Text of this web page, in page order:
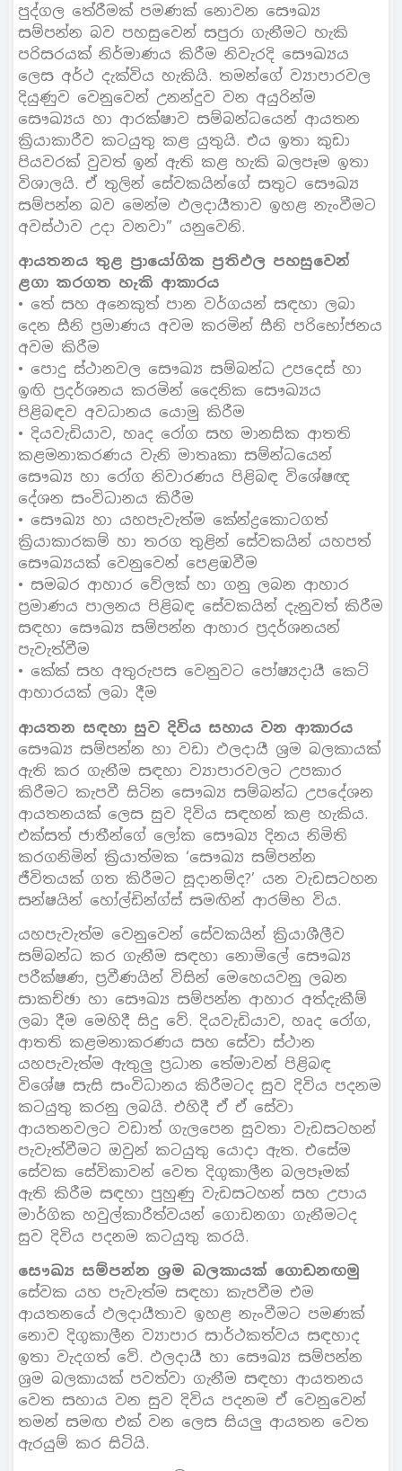
පුද්ගල තේරීමක් පමණක් නොවන සෞඛ්‍ය
සම්පන්න බව පහසුවෙන් සපුරා ගැනීමට හැකි
පරිසරයක් නිර්මාණය කිරීම නිවැරදි සෞඛ්‍යය
ලෙස අර්ථ දැක්විය හැකියි. තමන්ගේ ව්‍යාපාරවල
දියුණුව වෙනුවෙන් උනන්දුව වන අයුරින්ම
සෞඛ්‍යය හා ආරක්ෂාව සම්බන්ධයෙන් ආයතන
ක්‍රියාකාරීව කටයුතු කළ යුතුයි. එය ඉතා කුඩා
පියවරක් වුවත් ඉන් ඇති කළ හැකි බලපෑම ඉතා
විශාලයි. ඒ තුලින් සේවකයින්ගේ සතුට සෞඛ්‍ය
සම්පන්න බව මෙන්ම ඵලදායීතාව ඉහළ නැංවීමට
අවස්ථාව උදා වනවා” යනුවෙනි.
ආයතනය තුළ ප්‍රායෝගික ප්‍රතිඵල පහසුවෙන්
ළගා කරගත හැකි ආකාරය
• තේ සහ අනෙකුත් පාන වර්ගයන් සඳහා ලබා
දෙන සීනි ප්‍රමාණය අවම කරමින් සීනි පරිභෝජනය
අවම කිරීම
• පොදු ස්ථානවල සෞඛ්‍ය සම්බන්ධ උපදෙස් හා
ඉඟි ප්‍රදර්ශනය කරමින් දෛනික සෞඛ්‍යය
පිළිබඳව අවධානය යොමු කිරීම
• දියවැඩියාව, හෘද රෝග සහ මානසික ආතති
කළමනාකරණය වැනි මාතෘකා සම්න්ධයෙන්
සෞඛ්‍ය හා රෝග නිවාරණය පිළිබඳ විශේෂඥ
දේශන සංවිධානය කිරීම
• සෞඛ්‍ය හා යහපැවැත්ම කේන්ද්‍රකොටගත්
ක්‍රියාකාරකම් හා තරග තුළින් සේවකයින් යහපත්
සෞඛ්‍යයක් වෙනුවෙන් පෙළඹවීම
• සමබර ආහාර වේලක් හා ගනු ලබන ආහාර
ප්‍රමාණය පාලනය පිළිබඳ සේවකයින් දැනුවත් කිරීම
සඳහා සෞඛ්‍ය සම්පන්න ආහාර ප්‍රදර්ශනයන්
පැවැත්වීම
• කේක් සහ අතුරුපස වෙනුවට පෝෂ්‍යදායී කෙටි
ආහාරයක් ලබා දීම
ආයතන සඳහා සුව දිවිය සහාය වන ආකාරය
සෞඛ්‍ය සම්පන්න හා වඩා ඵලදායී ශ්‍රම බලකායක්
ඇති කර ගැනීම සඳහා ව්‍යාපාරවලට උපකාර
කිරීමට කැපවී සිටින සෞඛ්‍ය සම්බන්ධ උපදේශන
ආයතනයක් ලෙස සුව දිවිය සඳහන් කළ හැකිය.
එක්සත් ජාතීන්ගේ ලෝක සෞඛ්‍ය දිනය නිමිති
කරගනිමින් ක්‍රියාත්මක ‘සෞඛ්‍ය සම්පන්න
ජීවිතයක් ගත කිරීමට සූදානම්ද?’ යන වැඩසටහන
සන්ෂයින් හෝල්ඩින්ග්ස් සමඟින් ආරම්භ විය.
යහපැවැත්ම වෙනුවෙන් සේවකයින් ක්‍රියාශීලීව
සම්බන්ධ කර ගැනීම සඳහා නොමිලේ සෞඛ්‍ය
පරීක්ෂණ, ප්‍රවීණයින් විසින් මෙහෙයවනු ලබන
සාකච්ඡා හා සෞඛ්‍ය සම්පන්න ආහාර අත්දැකීම්
ලබා දීම මෙහිදී සිදු වේ. දියවැඩියාව, හෘද රෝග,
ආතති කළමනාකරණය සහ සේවා ස්ථාන
යහපැවැත්ම ඇතුලු ප්‍රධාන තේමාවන් පිළිබඳ
විශේෂ සැසි සංවිධානය කිරීමටද සුව දිවිය පදනම
කටයුතු කරනු ලබයි. එහිදී ඒ ඒ සේවා
ආයතනවලට වඩාත් ගැලපෙන සුවතා වැඩසටහන්
පැවැත්වීමට ඔවුන් කටයුතු යොදා ඇත. එසේම
සේවක සේවිකාවන් වෙත දිගුකාලීන බලපෑමක්
ඇති කිරීම සඳහා පුහුණු වැඩසටහන් සහ උපාය
මාර්ගික හවුල්කාරීත්වයන් ගොඩනගා ගැනීමටද
සුව දිවිය පදනම කටයුතු කරයි.
සෞඛ්‍ය සම්පන්න ශ්‍රම බලකායක් ගොඩනඟමු
සේවක යහ පැවැත්ම සඳහා කැපවීම එම
ආයතනයේ ඵලදායීතාව ඉහළ නැංවීමට පමණක්
නොව දිගුකාලීන ව්‍යාපාර සාර්ථකත්වය සඳහාද
ඉතා වැදගත් වේ. ඵලදායී හා සෞඛ්‍ය සම්පන්න
ශ්‍රම බලකායක් පවත්වා ගැනීම සඳහා ආයතනය
වෙත සහාය වන සුව දිවිය පදනම ඒ වෙනුවෙන්
තමන් සමඟ එක් වන ලෙස සියලු ආයතන වෙත
ඇරයුම් කර සිටියි.